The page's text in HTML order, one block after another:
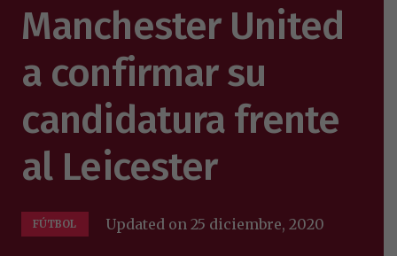
Manchester United
a confirmar su
candidatura frente
al Leicester
FÚTBOL Updated on25 diciembre, 2020